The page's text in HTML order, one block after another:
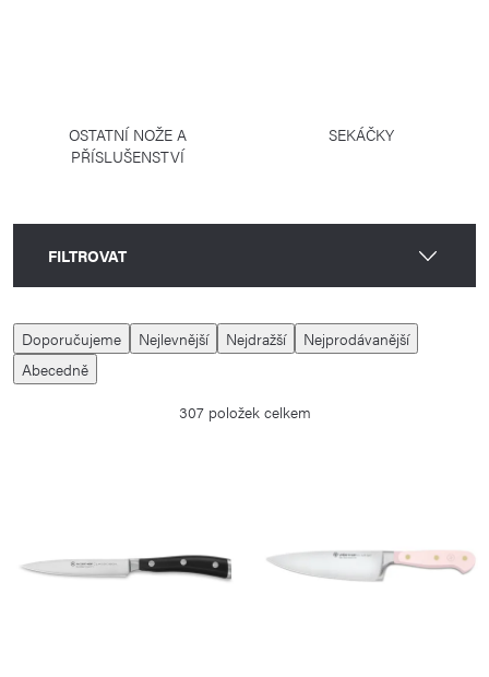
OSTATNÍ NOŽE A
PŘÍSLUŠENSTVÍ
SEKÁČKY
FILTROVAT
V
ý
p
o
Ř
a
z
r
Doporučujeme Nejlevnější Nejdražší
Nejprodávanější
Abecedně
307položek celkem